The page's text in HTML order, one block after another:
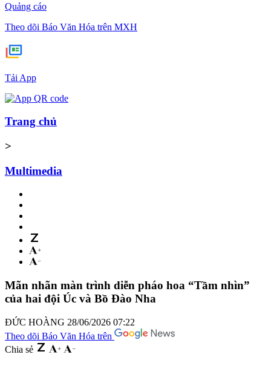
Quảng cáo
Theo dõi Báo Văn Hóa trên MXH
Tải App
Trang chủ
>
Multimedia
Mãn nhãn màn trình diễn pháo hoa “Tầm nhìn”
của hai đội Úc và Bồ Đào Nha
ĐỨC HOÀNG 28/06/2026 07:22
Theo dõi Báo Văn Hóa trên
Chia sẻ